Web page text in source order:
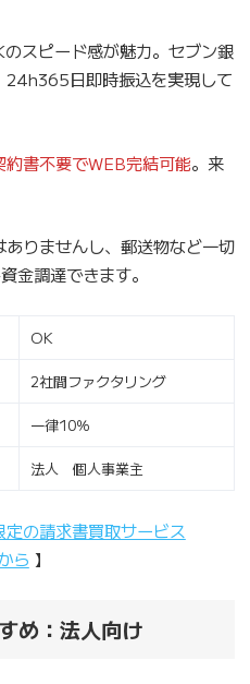
スピード感が魅力。セブン銀
24h365日即時振込を実現して
書不要でWEB完結可能。来
りませんし、郵送物など一切
金調達できます。
OK
2社間ファクタリング
一律10％
法人 個人事業主
の請求書買取サービス
ら 】
め：法人向け